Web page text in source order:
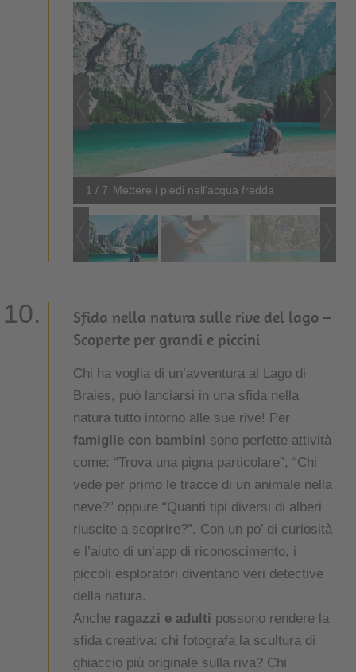
1 / 7 Mettere i piedi nell'acqua fredda
Sfida nella natura sulle rive del lago –
Scoperte per grandi e piccini
Chi ha voglia di un’avventura al Lago di
Braies, può lanciarsi in una sfida nella
natura tutto intorno alle sue rive! Per
famiglie con bambini sono perfette attività
come: “Trova una pigna particolare”, “Chi
vede per primo le tracce di un animale nella
neve?” oppure “Quanti tipi diversi di alberi
riuscite a scoprire?”. Con un po’ di curiosità
e l’aiuto di un’app di riconoscimento, i
piccoli esploratori diventano veri detective
della natura.
Anche ragazzi e adulti possono rendere la
sfida creativa: chi fotografa la scultura di
ghiaccio più originale sulla riva? Chi